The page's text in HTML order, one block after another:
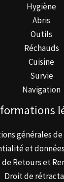
Hygiène
Abris
Outils
Réchauds
Cuisine
Survie
Navigation
générales de
et
Retours et
Droit de